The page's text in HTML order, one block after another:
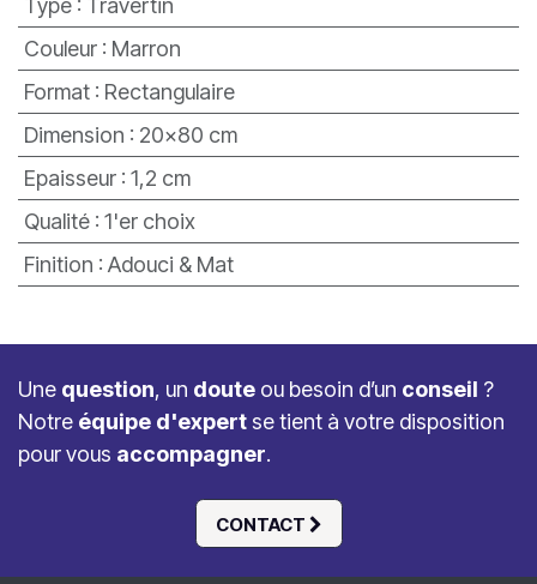
Couleur: Marron
Format: Rectangulaire
Dimension : 20x80 cm
Epaisseur: 1,2 cm
Qualité: 1'er choix
Finition : Adouci & Mat
CONTACT
Une question, un doute ou besoin d’un conseil ?
Notre équipe d'expert se tient à votre disposition
pour vous accompagner.